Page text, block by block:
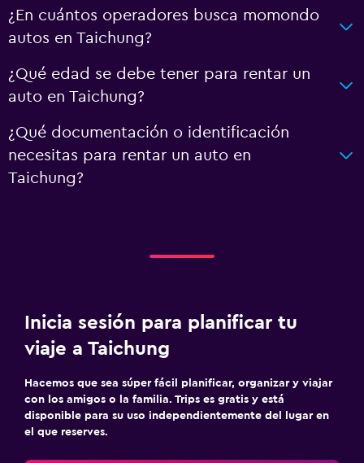
¿En cuántos operadores busca momondo
autos en Taichung?
¿Qué edad se debe tener para rentar un
auto en Taichung?
¿Qué documentación o identificación
necesitas para rentar un auto en
Taichung?
Inicia sesión para planificar tu
viaje a Taichung
Hacemos que sea súper fácil planificar, organizar y viajar
con los amigos o la familia. Trips es gratis y está
disponible para su uso independientemente del lugar en
el que reserves.